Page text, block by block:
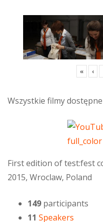
« ‹
Wszystkie filmy
First edition of test:fest
2015, Wroclaw, Poland
149 participants
11 Speakers